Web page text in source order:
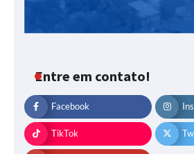
Entre em contato!
Facebook
TikTok